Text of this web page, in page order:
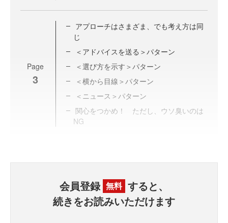
Page
3
アプローチはさまざま、でも考え方は同
じ
＜アドバイスを送る＞パターン
＜選び方を示す＞パターン
＜横から目線＞パターン
＜ニュース＞パターン
関心をつかめ！ ただし、ウソ臭いのは
NG
会員登録 無料 すると、
続きをお読みいただけます